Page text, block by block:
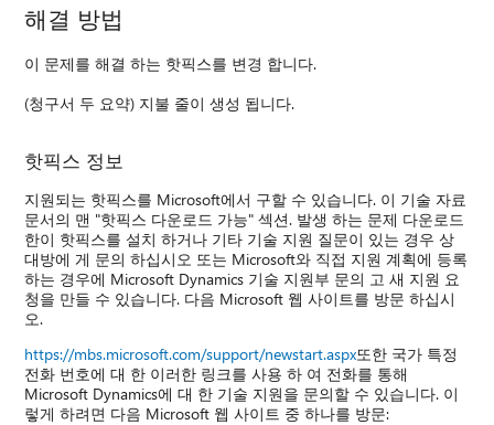
해결 방법
이 문제를 해결 하는 핫픽스를 변경 합니다.
(청구서 두 요약) 지불 줄이 생성 됩니다.
핫픽스 정보
지원되는 핫픽스를 Microsoft에서 구할 수 있습니다. 이 기술 자료
문서의 맨 "핫픽스 다운로드 가능" 섹션. 발생 하는 문제 다운로드
한이 핫픽스를 설치 하거나 기타 기술 지원 질문이 있는 경우 상
대방에 게 문의 하십시오 또는 Microsoft와 직접 지원 계획에 등록
하는 경우에 Microsoft Dynamics 기술 지원부 문의 고 새 지원 요
청을 만들 수 있습니다. 다음 Microsoft 웹 사이트를 방문 하십시
오.
https://mbs.microsoft.com/support/newstart.aspx또한 국가 특정
전화 번호에 대 한 이러한 링크를 사용 하 여 전화를 통해
Microsoft Dynamics에 대 한 기술 지원을 문의할 수 있습니다. 이
렇게 하려면 다음 Microsoft 웹 사이트 중 하나를 방문: